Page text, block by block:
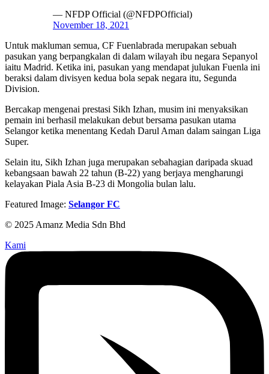
— NFDP Official (@NFDPOfficial)
November 18, 2021
Untuk makluman semua, CF Fuenlabrada merupakan sebuah
pasukan yang berpangkalan di dalam wilayah ibu negara Sepanyol
iaitu Madrid. Ketika ini, pasukan yang mendapat julukan Fuenla ini
beraksi dalam divisyen kedua bola sepak negara itu, Segunda
Division.
Bercakap mengenai prestasi Sikh Izhan, musim ini menyaksikan
pemain ini berhasil melakukan debut bersama pasukan utama
Selangor ketika menentang Kedah Darul Aman dalam saingan Liga
Super.
Selain itu, Sikh Izhan juga merupakan sebahagian daripada skuad
kebangsaan bawah 22 tahun (B-22) yang berjaya mengharungi
kelayakan Piala Asia B-23 di Mongolia bulan lalu.
Featured Image: Selangor FC
© 2025 Amanz Media Sdn Bhd
Kami